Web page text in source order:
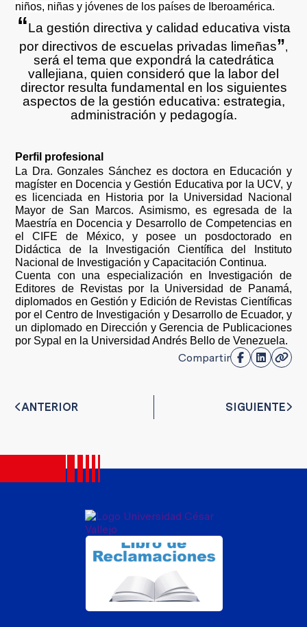
niños, niñas y jóvenes de los países de Iberoamérica.
“La gestión directiva y calidad educativa vista
por directivos de escuelas privadas limeñas”,
será el tema que expondrá la catedrática
vallejiana, quien consideró que la labor del
director resulta fundamental en los siguientes
aspectos de la gestión educativa: estrategia,
administración y pedagogía.
Perfil profesional
La Dra. Gonzales Sánchez es doctora en Educación y
magíster en Docencia y Gestión Educativa por la UCV, y
es licenciada en Historia por la Universidad Nacional
Mayor de San Marcos. Asimismo, es egresada de la
Maestría en Docencia y Desarrollo de Competencias en
el CIFE de México, y posee un posdoctorado en
Didáctica de la Investigación Científica del Instituto
Nacional de Investigación y Capacitación Continua.
Cuenta con una especialización en Investigación de
Editores de Revistas por la Universidad de Panamá,
diplomados en Gestión y Edición de Revistas Científicas
por el Centro de Investigación y Desarrollo de Ecuador, y
un diplomado en Dirección y Gerencia de Publicaciones
por Sypal en la Universidad Andrés Bello de Venezuela.
Compartir
ANTERIOR SIGUIENTE